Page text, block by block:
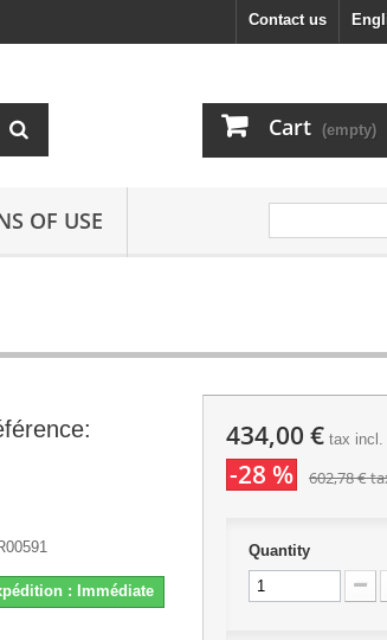
Contact us
Cart (empty)
OF USE
: Immédiate
434,00 €tax incl.
-28 % 602,78 €
Quantity